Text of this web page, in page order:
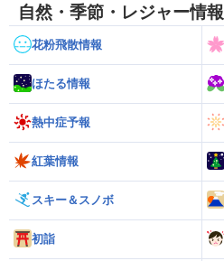
自然・季節・レジャー情報
花粉飛散情報
ほたる情報
熱中症予報
紅葉情報
スキー＆スノボ
初詣